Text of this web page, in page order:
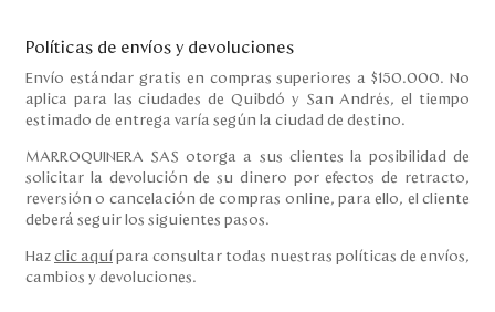
Políticas de envíos y devoluciones
Envío estándar gratis en compras superiores a $150.000. No
aplica para las ciudades de Quibdó y San Andrés, el tiempo
estimado de entrega varía según la ciudad de destino.
MARROQUINERA SAS otorga a sus clientes la posibilidad de
solicitar la devolución de su dinero por efectos de retracto,
reversión o cancelación de compras online, para ello, el cliente
deberá seguir los siguientes pasos.
Haz clic aquí para consultar todas nuestras políticas de envíos,
cambios y devoluciones.